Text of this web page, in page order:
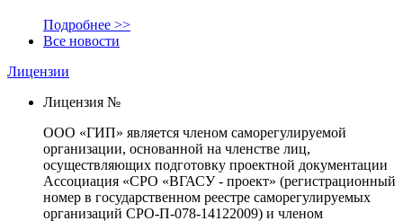
Подробнее >>
Все новости
Лицензии
Лицензия №
ООО «ГИП» является членом саморегулируемой
организации, основанной на членстве лиц,
осуществляющих подготовку проектной документации
Ассоциация «СРО «ВГАСУ - проект» (регистрационный
номер в государственном реестре саморегулируемых
организаций СРО-П-078-14122009) и членом